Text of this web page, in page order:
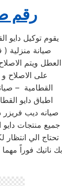
رقم
يقوم توكيل دايو
صيانة منزلية
العطل ويتم
على الاصلاح و
القطامية –
اطباق دايو
صيانه ديب فريزر
جميع منتجات دايو
تحتاج الي
بك ناتيك فوراً